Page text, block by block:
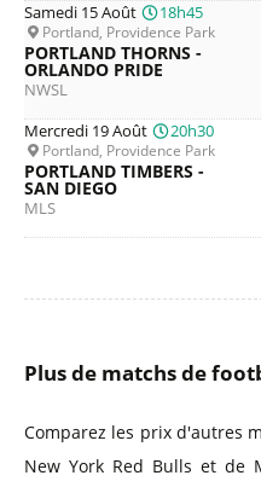
Samedi 15 Août
18h45
Portland, Providence Park
PORTLAND THORNS -
ORLANDO PRIDE
NWSL
Mercredi 19 Août
20h30
Portland, Providence Park
PORTLAND TIMBERS -
SAN DIEGO
MLS
Plus de matchs de
Comparez les prix d'autres
New York Red Bulls et de